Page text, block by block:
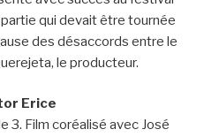
qui devait être tournée
des désaccords entre le
le producteur.
Erice
3. Film coréalisé avec José